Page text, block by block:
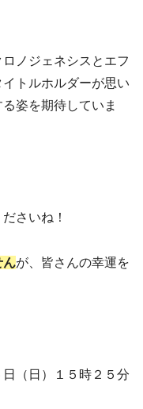
ノジェネシスとエフ
トルホルダーが思い
姿を期待していま
さいね！
んが、皆さんの幸運を
（日）１５時２５分